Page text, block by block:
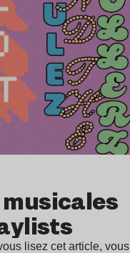
lisez cet article, vous